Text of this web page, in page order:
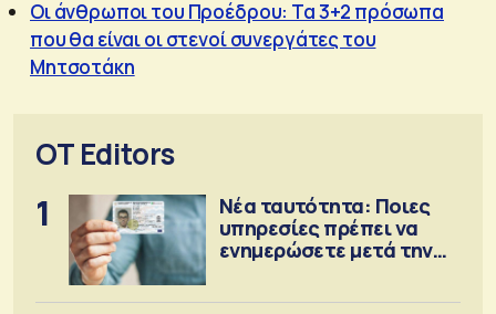
Οι άνθρωποι του Προέδρου: Τα 3+2 πρόσωπα
που θα είναι οι στενοί συνεργάτες του
Μητσοτάκη
OT Editors
1
Νέα ταυτότητα: Ποιες
υπηρεσίες πρέπει να
ενημερώσετε μετά την